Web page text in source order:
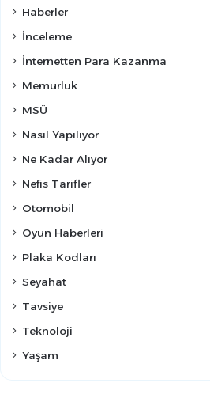
Haberler
İnceleme
İnternetten Para Kazanma
Memurluk
MSÜ
Nasıl Yapılıyor
Ne Kadar Alıyor
Nefis Tarifler
Otomobil
Oyun Haberleri
Plaka Kodları
Seyahat
Tavsiye
Teknoloji
Yaşam